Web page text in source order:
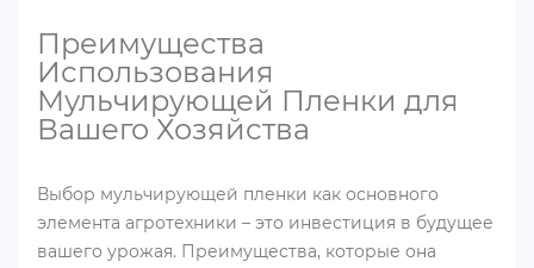
Преимущества
Использования
Мульчирующей Пленки для
Вашего Хозяйства
Выбор мульчирующей пленки как основного
элемента агротехники – это инвестиция в будущее
вашего урожая. Преимущества, которые она